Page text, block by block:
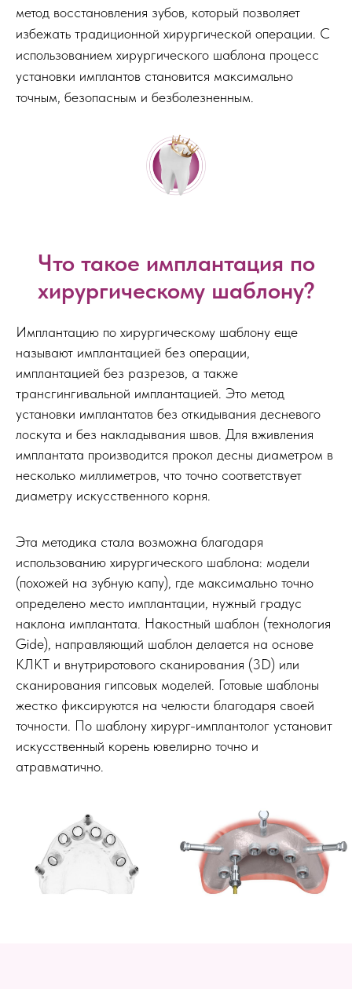
метод восстановления зубов, который позволяет
избежать традиционной хирургической операции. С
использованием хирургического шаблона процесс
установки имплантов становится максимально
точным, безопасным и безболезненным.
Что такое имплантация по
хирургическому шаблону?
Имплантацию по хирургическому шаблону еще
называют имплантацией без операции,
имплантацией без разрезов, а также
трансгингивальной имплантацией. Это метод
установки имплантатов без откидывания десневого
лоскута и без накладывания швов. Для вживления
имплантата производится прокол десны диаметром в
несколько миллиметров, что точно соответствует
диаметру искусственного корня.
Эта методика стала возможна благодаря
использованию хирургического шаблона: модели
(похожей на зубную капу), где максимально точно
определено место имплантации, нужный градус
наклона имплантата. Накостный шаблон (технология
Gide), направляющий шаблон делается на основе
КЛКТ и внутриротового сканирования (3D) или
сканирования гипсовых моделей. Готовые шаблоны
жестко фиксируются на челюсти благодаря своей
точности. По шаблону хирург-имплантолог установит
искусственный корень ювелирно точно и
атравматично.